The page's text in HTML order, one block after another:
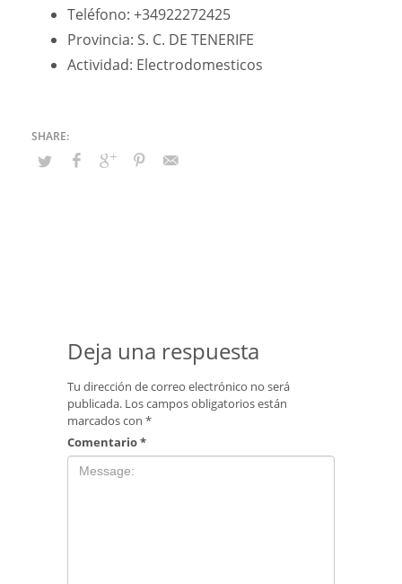
Teléfono: +34922272425
Provincia: S. C. DE TENERIFE
Actividad: Electrodomesticos
Deja una respuesta
Tu dirección de correo electrónico no será
publicada. Los campos obligatorios están
marcados con *
Comentario*